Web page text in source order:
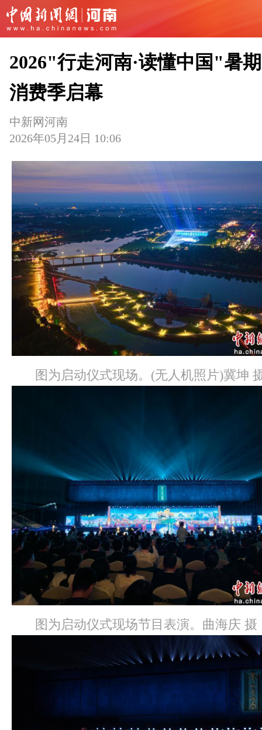
2026"行走河南·读懂中国"暑
消费季启幕
中新网河南
2026年05月24日 10:06
图为启动仪式现场。(无人机照片)冀坤
图为启动仪式现场节目表演。曲海庆 摄